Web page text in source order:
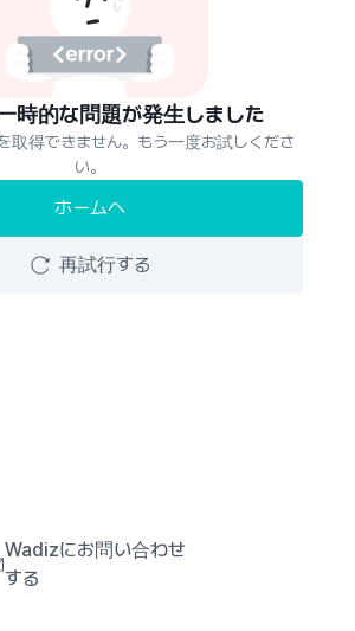
時的な問題が発生しました
取得できません。もう一度お試しくださ
い。
ホームへ
再試行する
Wadizにお問い合わせ
する